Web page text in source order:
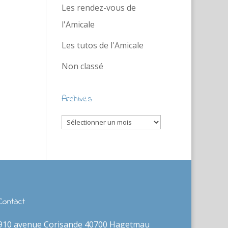
Les rendez-vous de
l'Amicale
Les tutos de l'Amicale
Non classé
Archives
Archives
avenue Corisande 40700 Hagetmau